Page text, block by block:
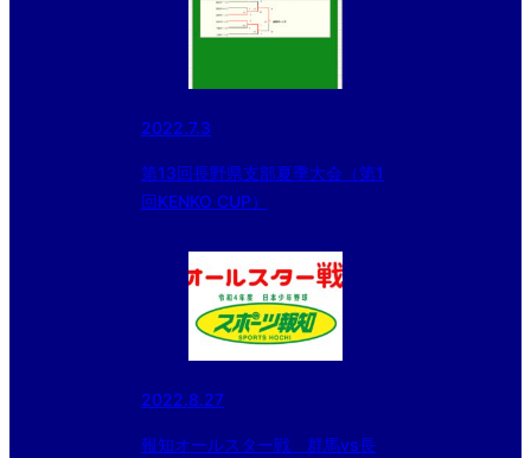
2022.7.3
第13回長野県支部夏季大会（第1
回KENKO CUP）
2022.8.27
報知オールスター戦 群馬vs長